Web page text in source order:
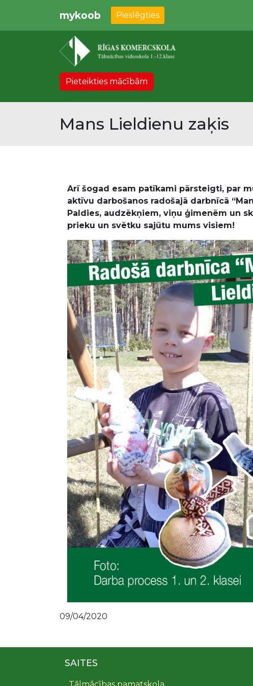
mykoob Pieslēgties
Pieteikties mācībām
Mans Lieldienu zaķis
Arī šogad esam patīkami pārsteigti, par
aktīvu darbošanos radošajā darbnīcā
Paldies, audzēkņiem, viņu ģimenēm un
prieku un svētku sajūtu mums visiem!
09/04/2020
SAITES